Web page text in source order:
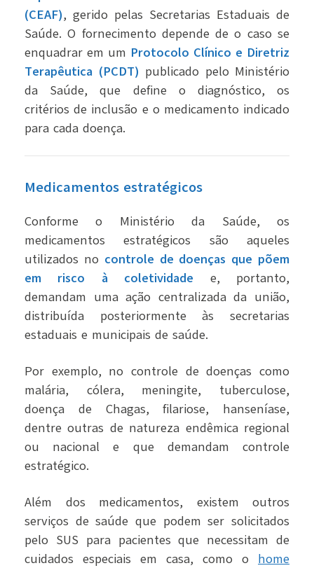
(CEAF), gerido pelas Secretarias Estaduais de
Saúde. O fornecimento depende de o caso se
enquadrar em um Protocolo Clínico e Diretriz
Terapêutica (PCDT) publicado pelo Ministério
da Saúde, que define o diagnóstico, os
critérios de inclusão e o medicamento indicado
para cada doença.
Medicamentos estratégicos
Conforme o Ministério da Saúde, os
medicamentos estratégicos são aqueles
utilizados no controle de doenças que põem
em risco à coletividade e, portanto,
demandam uma ação centralizada da união,
distribuída posteriormente às secretarias
estaduais e municipais de saúde.
Por exemplo, no controle de doenças como
malária, cólera, meningite, tuberculose,
doença de Chagas, filariose, hanseníase,
dentre outras de natureza endêmica regional
ou nacional e que demandam controle
estratégico.
Além dos medicamentos, existem outros
serviços de saúde que podem ser solicitados
pelo SUS para pacientes que necessitam de
cuidados especiais em casa, como o home